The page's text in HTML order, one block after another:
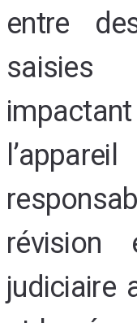
entre
saisies
révision
judiciaire